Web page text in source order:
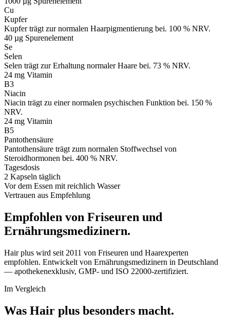
Cu
Kupfer
Kupfer trägt zur normalen Haarpigmentierung bei. 100 % NRV.
40 µg Spurenelement
Se
Selen
Selen trägt zur Erhaltung normaler Haare bei. 73 % NRV.
24 mg Vitamin
B3
Niacin
Niacin trägt zu einer normalen psychischen Funktion bei. 150 %
NRV.
24 mg Vitamin
B5
Pantothensäure
Pantothensäure trägt zum normalen Stoffwechsel von
Steroidhormonen bei. 400 % NRV.
Tagesdosis
2 Kapseln täglich
Vor dem Essen mit reichlich Wasser
Vertrauen aus Empfehlung
Empfohlen von Friseuren und
Ernährungsmedizinern.
Hair plus wird seit 2011 von Friseuren und Haarexperten
empfohlen. Entwickelt von Ernährungsmedizinern in Deutschland
— apothekenexklusiv, GMP- und ISO 22000-zertifiziert.
Im Vergleich
Was Hair plus besonders macht.